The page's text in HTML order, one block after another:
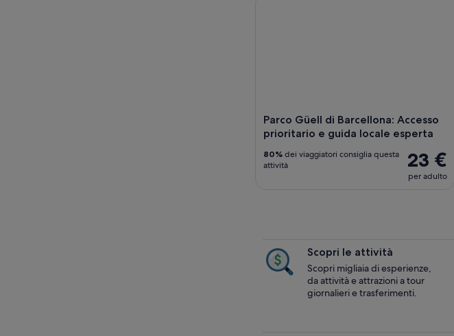
Parco Güell di Barcellona: Accesso
prioritario e guida locale esperta
23 €
per adulto
80% dei viaggiatori consiglia questa
attività
Scopri le attività
Scopri migliaia di esperienze,
da attività e attrazioni a tour
giornalieri e trasferimenti.